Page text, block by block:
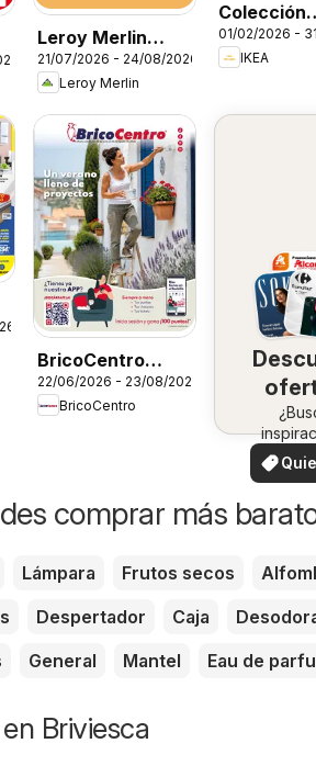
Leroy Merlin
Catálogo
21/07/2026 - 24/08/2026
Leroy Merlin
Colección
Grejsimojs
01/02/2026 -
IKEA
BricoCentro
Folleto
22/06/2026 - 23/08/2026
BricoCentro
en
¡Vea
ofertas
ver
comprar más
Lámpara Frutos secos
Despertador Caja
General Mantel Eau de
Briviesca